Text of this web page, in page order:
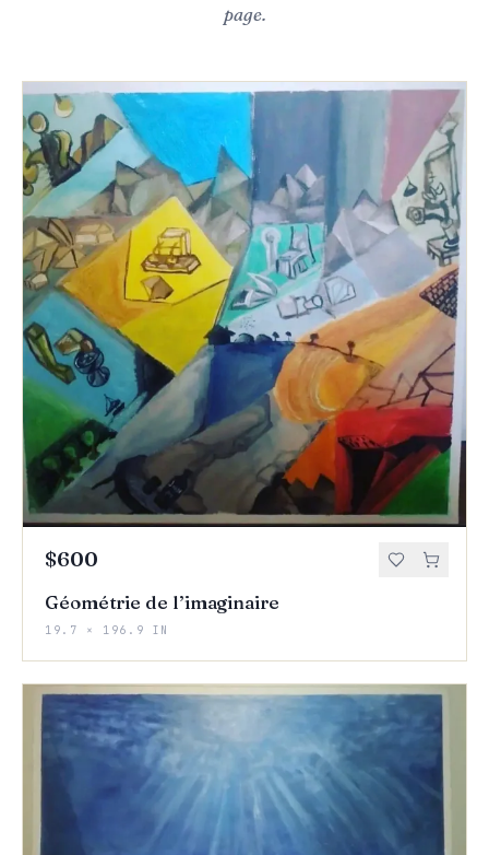
page.
$600
Géométrie de l’imaginaire
19.7 × 196.9 IN